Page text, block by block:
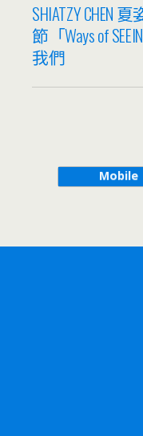
SHIATZY CHEN
節「Ways of
我們
Mobile